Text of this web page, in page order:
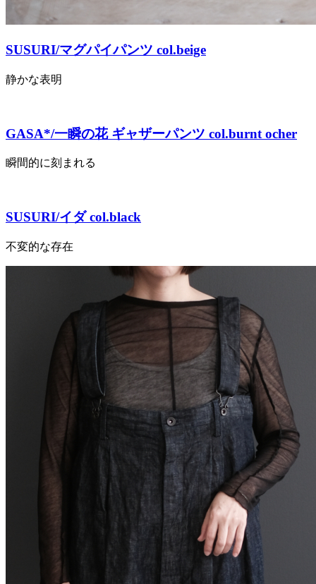
SUSURI/マグパイパンツ col.beige
静かな表明
GASA*/一瞬の花 ギャザーパンツ col.burnt ocher
瞬間的に刻まれる
SUSURI/イダ col.black
不変的な存在